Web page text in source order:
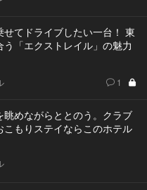
せてドライブしたい一台！ 東
う「エクストレイル」の魅力
1
眺めながらととのう。クラブ
こもりステイならこのホテル